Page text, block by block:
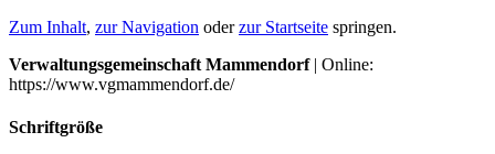
Zum Inhalt, zur Navigation oderzur Startseite springen.
Verwaltungsgemeinschaft Mammendorf| Online:
https://www.vgmammendorf.de/
Schriftgröße